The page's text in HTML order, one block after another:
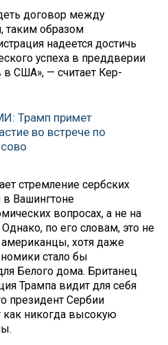
договор между
таким образом
надеется достичь
успеха в преддверии
США», — считает Кер-
Трамп примет
во встрече по
стремление сербских
в Вашингтоне
вопросах, а не на
по его словам, это не
американцы, хотя даже
стало бы
Белого дома. Британец
Трампа видит для себя
президент Сербии
как никогда высокую